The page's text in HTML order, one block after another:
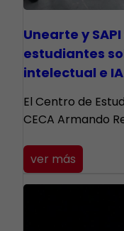
Unearte y
estudiantes
intelectual e IA
El Centro de
CECA Armando
ver más